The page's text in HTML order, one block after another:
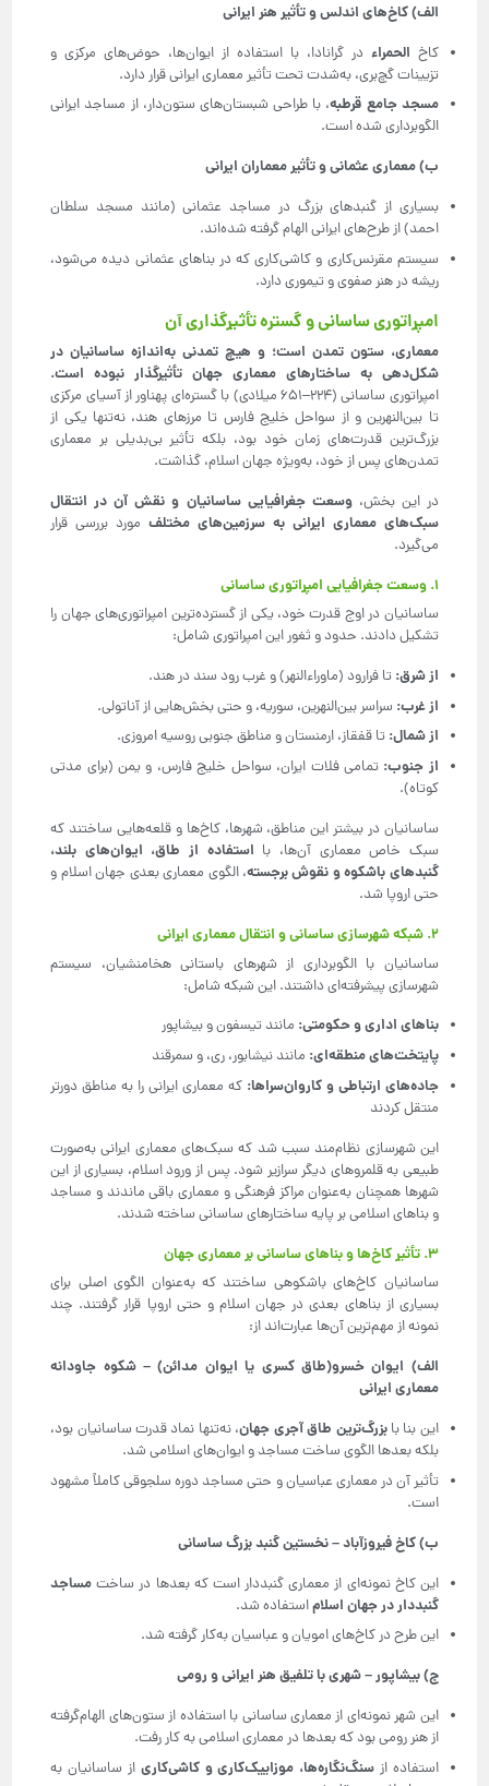
الف) کاخ‌های اندلس و تأثیر هنر ایرانی
کاخ الحمراء در گرانادا، با استفاده از ایوان‌ها، حوض‌های مرکزی و
تزیینات گچ‌بری، به‌شدت تحت تأثیر معماری ایرانی قرار دارد.
مسجد جامع قرطبه، با طراحی شبستان‌های ستون‌دار، از مساجد ایرانی
الگوبرداری شده است.
ب) معماری عثمانی و تأثیر معماران ایرانی
بسیاری از گنبدهای بزرگ در مساجد عثمانی (مانند مسجد سلطان
احمد) از طرح‌های ایرانی الهام گرفته شده‌اند.
سیستم مقرنس‌کاری و کاشی‌کاری که در بناهای عثمانی دیده می‌شود،
ریشه در هنر صفوی و تیموری دارد.
امپراتوری ساسانی و گستره تأثیرگذاری آن
معماری، ستون تمدن است؛ و هیچ تمدنی به‌اندازه ساسانیان در
شکل‌دهی به ساختارهای معماری جهان تأثیرگذار نبوده است.
امپراتوری ساسانی (۲۲۴–۶۵۱ میلادی) با گستره‌ای پهناور از آسیای مرکزی
تا بین‌النهرین و از سواحل خلیج فارس تا مرزهای هند، نه‌تنها یکی از
بزرگ‌ترین قدرت‌های زمان خود بود، بلکه تأثیر بی‌بدیلی بر معماری
تمدن‌های پس از خود، به‌ویژه جهان اسلام، گذاشت.
در این بخش،وسعت جغرافیایی ساسانیان و نقش آن در انتقال
سبک‌های معماری ایرانی به سرزمین‌های مختلفمورد بررسی قرار
می‌گیرد.
۱. وسعت جغرافیایی امپراتوری ساسانی
ساسانیان در اوج قدرت خود، یکی از گسترده‌ترین امپراتوری‌های جهان را
تشکیل دادند. حدود و ثغور این امپراتوری شامل:
از شرق: تا فرارود (ماوراءالنهر) و غرب رود سند در هند.
از غرب: سراسر بین‌النهرین، سوریه، و حتی بخش‌هایی از آناتولی.
از شمال: تا قفقاز، ارمنستان و مناطق جنوبی روسیه امروزی.
از جنوب: تمامی فلات ایران، سواحل خلیج فارس، و یمن (برای مدتی
کوتاه).
ساسانیان در بیشتر این مناطق، شهرها، کاخ‌ها و قلعه‌هایی ساختند که
سبک خاص معماری آن‌ها، با استفاده از طاق، ایوان‌های بلند،
گنبدهای باشکوه و نقوش برجسته، الگوی معماری بعدی جهان اسلام و
حتی اروپا شد.
۲. شبکه شهرسازی ساسانی و انتقال معماری ایرانی
ساسانیان با الگوبرداری از شهرهای باستانی هخامنشیان، سیستم
شهرسازی پیشرفته‌ای داشتند. این شبکه شامل:
بناهای اداری و حکومتی: مانند تیسفون و بیشاپور
پایتخت‌های منطقه‌ای: مانند نیشابور، ری، و سمرقند
جاده‌های ارتباطی و کاروان‌سراها: که معماری ایرانی را به مناطق دورتر
منتقل کردند
این شهرسازی نظام‌مند سبب شد که سبک‌های معماری ایرانی به‌صورت
طبیعی به قلمروهای دیگر سرازیر شود. پس از ورود اسلام، بسیاری از این
شهرها همچنان به‌عنوان مراکز فرهنگی و معماری باقی ماندند و مساجد
و بناهای اسلامی بر پایه ساختارهای ساسانی ساخته شدند.
۳. تأثیر کاخ‌ها و بناهای ساسانی بر معماری جهان
ساسانیان کاخ‌های باشکوهی ساختند که به‌عنوان الگوی اصلی برای
بسیاری از بناهای بعدی در جهان اسلام و حتی اروپا قرار گرفتند. چند
نمونه از مهم‌ترین آن‌ها عبارت‌اند از:
الف) ایوان خسرو(طاق کسری یا ایوان مدائن) – شکوه جاودانه
معماری ایرانی
این بنا بابزرگ‌ترین طاق آجری جهان، نه‌تنها نماد قدرت ساسانیان بود،
بلکه بعدها الگوی ساخت مساجد و ایوان‌های اسلامی شد.
تأثیر آن در معماری عباسیان و حتی مساجد دوره سلجوقی کاملاً مشهود
است.
ب) کاخ فیروزآباد – نخستین گنبد بزرگ ساسانی
این کاخ نمونه‌ای از معماری گنبددار است که بعدها در ساخت مساجد
گنبددار در جهان اسلاماستفاده شد.
این طرح در کاخ‌های امویان و عباسیان به‌کار گرفته شد.
ج) بیشاپور – شهری با تلفیق هنر ایرانی و رومی
این شهر نمونه‌ای از معماری ساسانی با استفاده از ستون‌های الهام‌گرفته
از هنر رومی بود که بعدها در معماری اسلامی به کار رفت.
استفاده از سنگ‌نگاره‌ها، موزاییک‌کاری و کاشی‌کاری از ساسانیان به